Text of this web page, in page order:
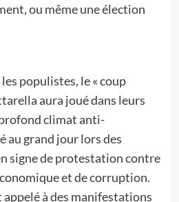
ou même une élection
populistes, le « coup
aura joué dans leurs
climat anti-
au grand jour lors des
signe de protestation contre
et de corruption.
appelé à des manifestations